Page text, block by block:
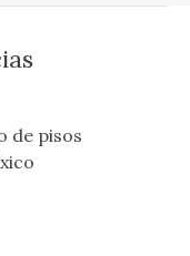
de pisos